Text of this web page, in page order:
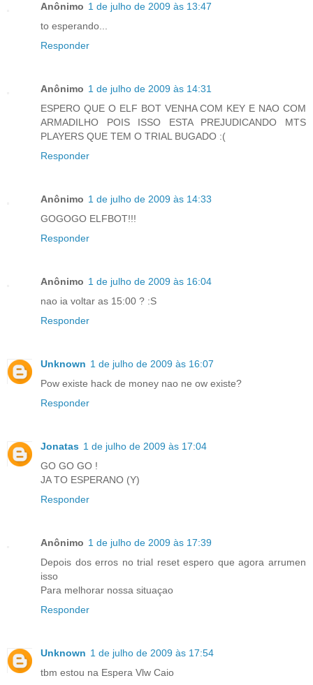
Anônimo 1 de julho de 2009 às 13:47
to esperando...
Responder
Anônimo 1 de julho de 2009 às 14:31
ESPERO QUE O ELF BOT VENHA COM KEY E NAO COM
ARMADILHO POIS ISSO ESTA PREJUDICANDO MTS
PLAYERS QUE TEM O TRIAL BUGADO :(
Responder
Anônimo 1 de julho de 2009 às 14:33
GOGOGO ELFBOT!!!
Responder
Anônimo 1 de julho de 2009 às 16:04
nao ia voltar as 15:00 ? :S
Responder
Unknown 1 de julho de 2009 às 16:07
Pow existe hack de money nao ne ow existe?
Responder
Jonatas 1 de julho de 2009 às 17:04
GO GO GO !
JA TO ESPERANO (Y)
Responder
Anônimo 1 de julho de 2009 às 17:39
Depois dos erros no trial reset espero que agora arrumen
isso
Para melhorar nossa situaçao
Responder
Unknown 1 de julho de 2009 às 17:54
tbm estou na Espera Vlw Caio